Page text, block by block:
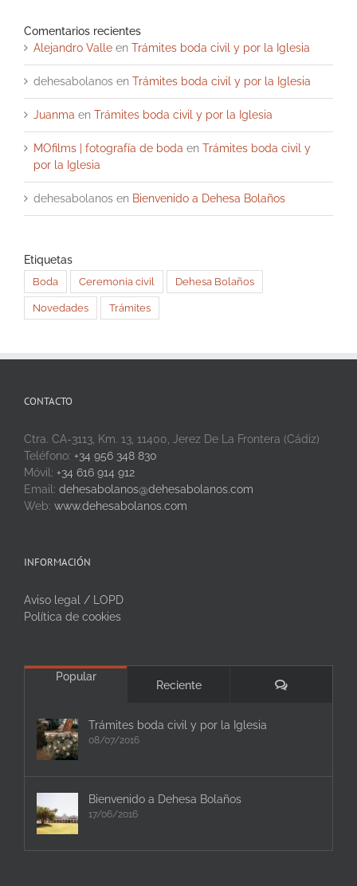
Comentarios recientes
Alejandro Valle en Trámites boda civil y por la Iglesia
dehesabolanos en Trámites boda civil y por la Iglesia
Juanma en Trámites boda civil y por la Iglesia
MOfilms | fotografía de boda en Trámites boda civil y
por la Iglesia
dehesabolanos en Bienvenido a Dehesa Bolaños
Etiquetas
Boda Ceremonia civil Dehesa Bolaños
Novedades Trámites
CONTACTO
Ctra. CA-3113, Km. 13, 11400, Jerez De La Frontera (Cádiz)
Teléfono: +34 956 348 830
Móvil: +34 616 914 912
Email: dehesabolanos@dehesabolanos.com
Web: www.dehesabolanos.com
INFORMACIÓN
Aviso legal / LOPD
Política de cookies
Popular
Reciente Comentarios
Trámites boda civil y por la Iglesia
08/07/2016
Bienvenido a Dehesa Bolaños
17/06/2016